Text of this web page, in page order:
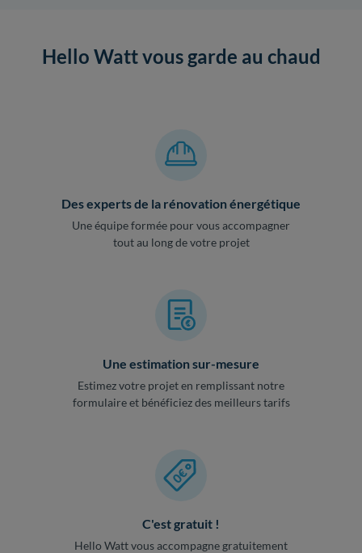
Hello Watt vous garde au chaud
Des experts de la rénovation énergétique
Une équipe formée pour vous accompagner
tout au long de votre projet
Une estimation sur-mesure
Estimez votre projet en remplissant notre
formulaire et bénéficiez des meilleurs tarifs
C'est gratuit !
Hello Watt vous accompagne gratuitement